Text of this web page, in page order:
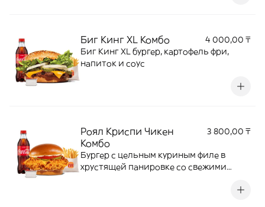
Биг Кинг XL Комбо
4 000,00 ₸
Биг Кинг XL бургер, картофель фри,
напиток и соус
Роял Криспи Чикен
Комбо
3 800,00 ₸
Бургер с цельным куриным филе в
хрустящей панировке со свежими
идеальное сочетание текстур и вкуса.